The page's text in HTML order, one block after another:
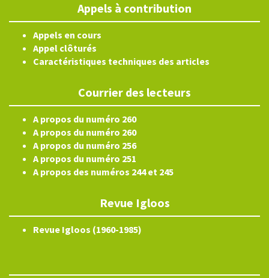
Appels à contribution
Appels en cours
Appel clôturés
Caractéristiques techniques des articles
Courrier des lecteurs
A propos du numéro 260
A propos du numéro 260
A propos du numéro 256
A propos du numéro 251
A propos des numéros 244 et 245
Revue Igloos
Revue Igloos (1960-1985)